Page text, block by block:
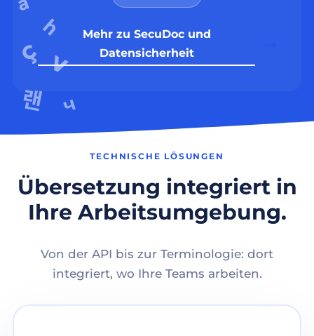
Mehr zu SecuDoc und
Datensicherheit
TECHNISCHE LÖSUNGEN
Übersetzung integriert in
Ihre Arbeitsumgebung.
Von der API bis zur Terminologie: dort
integriert, wo Ihre Teams arbeiten.